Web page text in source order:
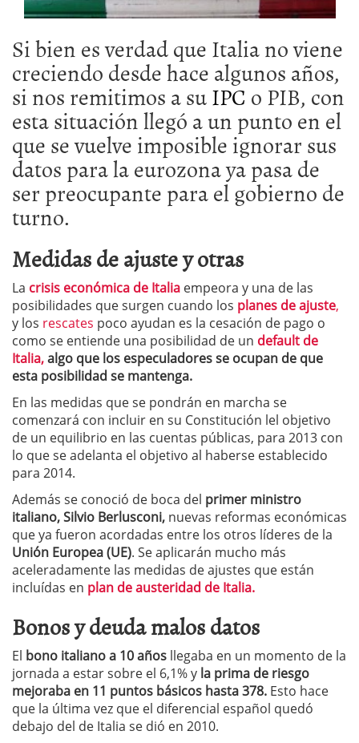
Si bien es verdad que Italia no viene
creciendo desde hace algunos años,
si nos remitimos a suIPC o PIB, con
esta situación llegó a un punto en el
que se vuelve imposible ignorar sus
datos para la eurozona ya pasa de
ser preocupante para el gobierno de
turno.
Medidas de ajuste y otras
La crisis económica de Italia empeora y una de las
posibilidades que surgen cuando los planes de ajuste,
y los rescates poco ayudan es la cesación de pago o
como se entiende una posibilidad de un default de
Italia,algo que los especuladores se ocupan de que
esta posibilidad se mantenga.
En las medidas que se pondrán en marcha se
comenzará con incluir en su Constitución lel objetivo
de un equilibrio en las cuentas públicas, para 2013 con
lo que se adelanta el objetivo al haberse establecido
para 2014.
Además se conoció de boca del primer ministro
italiano,Silvio Berlusconi, nuevas reformas económicas
que ya fueron acordadas entre los otros líderes de la
Unión Europea (UE). Se aplicarán mucho más
aceleradamente las medidas de ajustes que están
incluídas en plan de austeridad de Italia.
Bonos y deuda malos datos
El bono italiano a 10 años llegaba en un momento de la
jornada a estar sobre el 6,1% y la prima de riesgo
mejoraba en 11 puntos básicos hasta 378. Esto hace
que la última vez que el diferencial español quedó
debajo del de Italia se dió en 2010.